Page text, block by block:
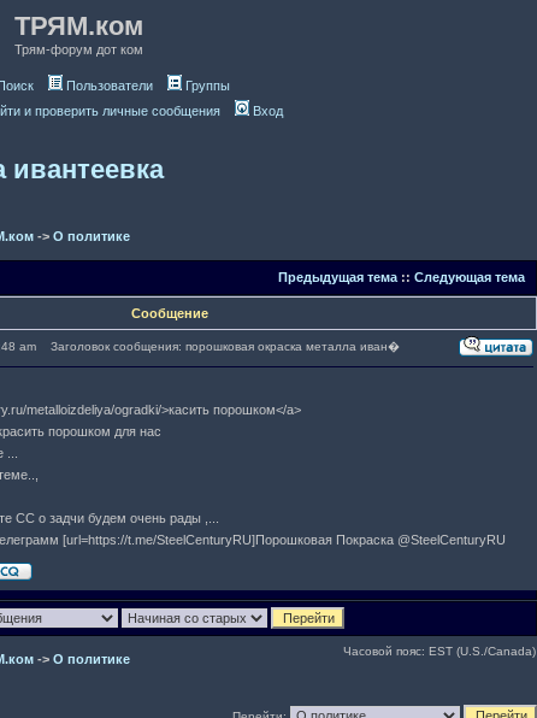
ТРЯМ.ком
Трям-форум дот ком
Пользователи
Группы
и проверить личные сообщения Вход
ивантеевка
-> О политике
Предыдущая тема :: Следующая тема
Сообщение
am Заголовок сообщения: порошковая окраска металла иван�
metalloizdeliya/ogradki/>касить порошком</a>
порошком для нас
CC о задчи будем очень рады ,...
[url=https://t.me/SteelCenturyRU]Порошковая Покраска @SteelCenturyRU
-> О политике
Часовой пояс: EST (U.S./Canada)